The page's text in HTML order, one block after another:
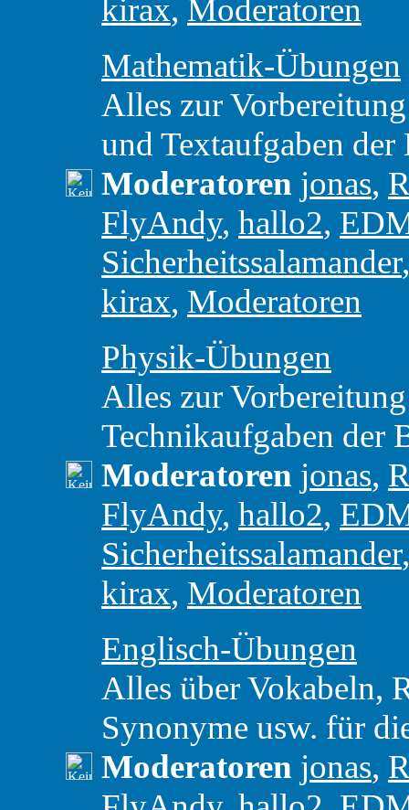
kirax, Moderatoren
Mathematik-Übungen
Alles zur
und Textaufgaben der
Moderatoren jonas,
FlyAndy, hallo2,
Sicherheitssalamander
kirax, Moderatoren
Physik-Übungen
Alles zur
Technikaufgaben der
Moderatoren jonas,
FlyAndy, hallo2,
Sicherheitssalamander
kirax, Moderatoren
Englisch-Übungen
Alles über Vokabeln,
Synonyme usw. für
Moderatoren jonas,